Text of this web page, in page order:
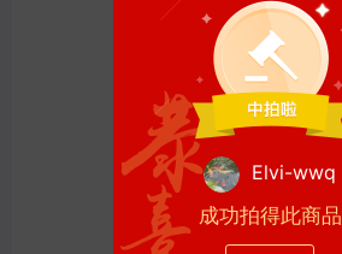
Elvi-wwq
成功拍得此商品